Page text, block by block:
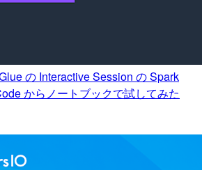
の Interactive Session の Spark
からノートブックで試してみた